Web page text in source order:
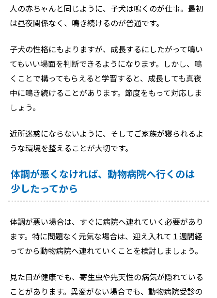
人の赤ちゃんと同じように、子犬は鳴くのが仕事。最初
は昼夜関係なく、鳴き続けるのが普通です。
子犬の性格にもよりますが、成長するにしたがって鳴い
てもいい場面を判断できるようになります。しかし、鳴
くことで構ってもらえると学習すると、成長しても真夜
中に鳴き続けることがあります。節度をもって対応しま
しょう。
近所迷惑にならないように、そしてご家族が寝られるよ
うな環境を整えることが大切です。
体調が悪くなければ、動物病院へ行くのは
少したってから
体調が悪い場合は、すぐに病院へ連れていく必要があり
ます。特に問題なく元気な場合は、迎え入れて１週間経
ってから動物病院へ連れていくことを検討しましょう。
見た目が健康でも、寄生虫や先天性の病気が隠れている
ことがあります。異変がない場合でも、動物病院受診の